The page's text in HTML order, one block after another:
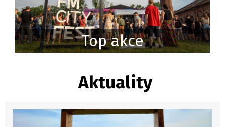
Top akce
Aktuality